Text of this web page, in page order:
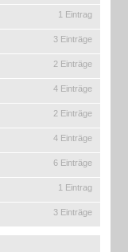
1 Eintrag
3 Einträge
2 Einträge
4 Einträge
2 Einträge
4 Einträge
6 Einträge
1 Eintrag
3 Einträge